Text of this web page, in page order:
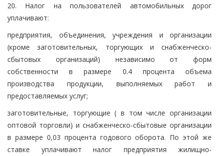
20. Налог на пользователей автомобильных дорог
уплачивают:
предприятия, объединения, учреждения и организации
(кроме заготовительных, торгующих и снабженческо-
сбытовых организаций) независимо от форм
собственности в размере 0.4 процента объема
производства продукции, выполняемых работ и
предоставляемых услуг;
заготовительные, торгующие ( в том числе организации
оптовой торговли) и снабженческо-сбытовые организации
в размере 0,03 процента годового оборота. По этой же
ставке уплачивают налог предприятия жилищно-